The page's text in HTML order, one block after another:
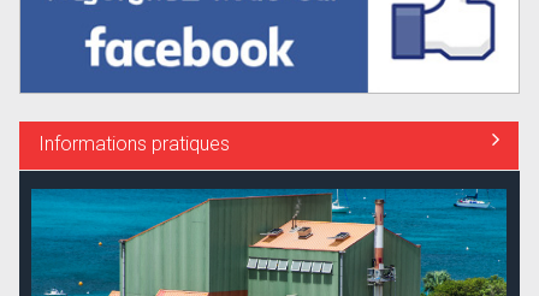
Informations pratiques